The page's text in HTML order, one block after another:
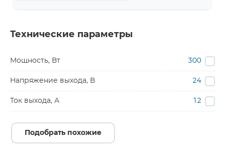
Технические параметры
Мощность, Вт 300
Напряжение выхода, В 24
Ток выхода, А 12
Подобрать похожие